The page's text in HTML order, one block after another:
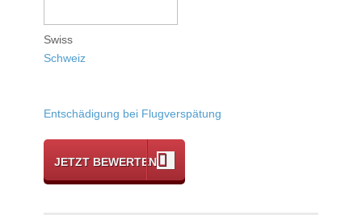
Swiss
Schweiz
Entschädigung bei Flugverspätung
JETZT BEWERTEN